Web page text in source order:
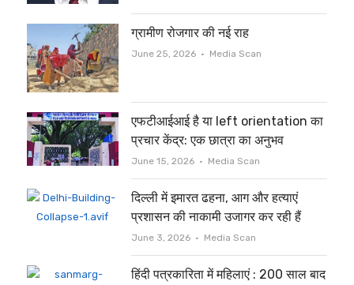
ग्रामीण रोजगार की नई राह
June 25, 2026 Author
Media Scan
एफटीआईआई है या left orientation का
प्रचार केंद्र: एक छात्रा का अनुभव
June 15, 2026 Author
Media Scan
दिल्ली में इमारत ढहना, आग और हत्याएं
प्रशासन की नाकामी उजागर कर रही हैं
June 3, 2026 Author
Media Scan
हिंदी पत्रकारिता में महिलाएं : 200 साल बाद